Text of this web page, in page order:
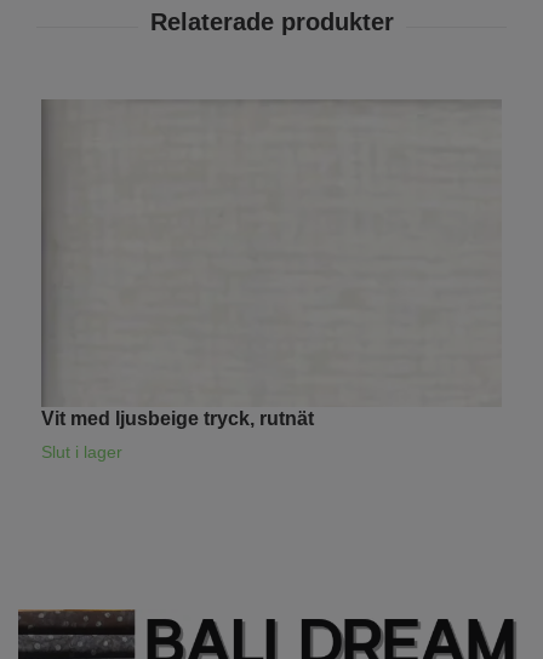
Vit med ljusbeige tryck, rutnät
Slut i lager